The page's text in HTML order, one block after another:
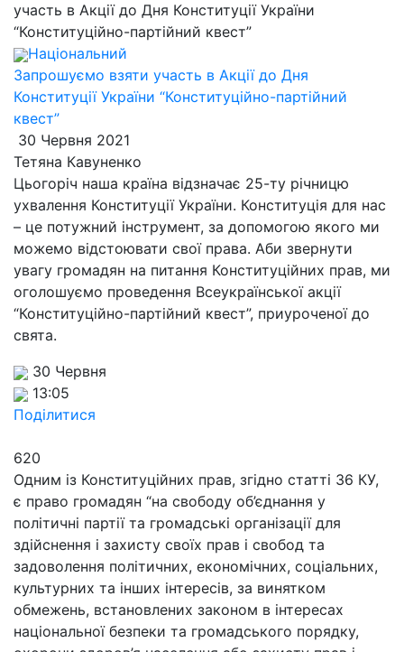
участь в Акції до Дня Конституції України
“Конституційно-партійний квест”
Національний
Запрошуємо взяти участь в Акції до Дня
Конституції України “Конституційно-партійний
квест”
30 Червня 2021
Тетяна Кавуненко
Цьогоріч наша країна відзначає 25-ту річницю
ухвалення Конституції України. Конституція для нас
– це потужний інструмент, за допомогою якого ми
можемо відстоювати свої права. Аби звернути
увагу громадян на питання Конституційних прав, ми
оголошуємо проведення Всеукраїнської акції
“Конституційно-партійний квест”, приуроченої до
свята.
30 Червня
13:05
Поділитися
620
Одним із Конституційних прав, згідно статті 36 КУ,
є право громадян “на свободу об’єднання у
політичні партії та громадські організації для
здійснення і захисту своїх прав і свобод та
задоволення політичних, економічних, соціальних,
культурних та інших інтересів, за винятком
обмежень, встановлених законом в інтересах
національної безпеки та громадського порядку,